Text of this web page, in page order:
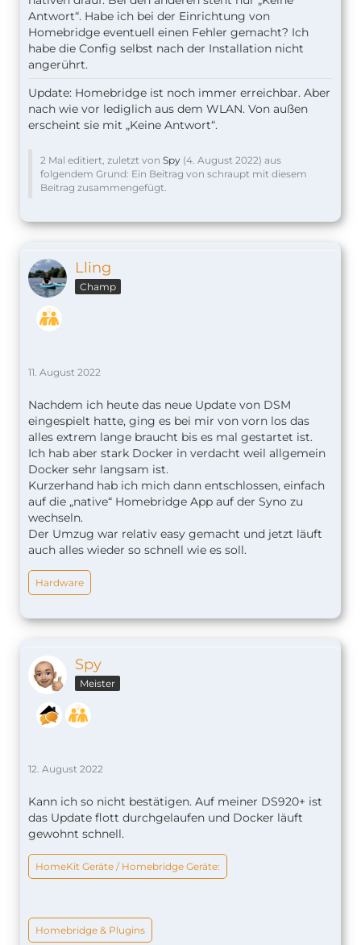
Antwort“. Habe ich bei der Einrichtung von
Homebridge eventuell einen Fehler gemacht? Ich
habe die Config selbst nach der Installation nicht
angerührt.
Update: Homebridge ist noch immer erreichbar. Aber
nach wie vor lediglich aus dem WLAN. Von außen
erscheint sie mit „Keine Antwort“.
2 Mal editiert, zuletzt von Spy (4. August 2022) aus
folgendem Grund: Ein Beitrag von schraupt mit diesem
Beitrag zusammengefügt.
Lling
Champ
11. August 2022
Nachdem ich heute das neue Update von DSM
eingespielt hatte, ging es bei mir von vorn los das
alles extrem lange braucht bis es mal gestartet ist.
Ich hab aber stark Docker in verdacht weil allgemein
Docker sehr langsam ist.
Kurzerhand hab ich mich dann entschlossen, einfach
auf die „native“ Homebridge App auf der Syno zu
wechseln.
Der Umzug war relativ easy gemacht und jetzt läuft
auch alles wieder so schnell wie es soll.
Hardware
Spy
Meister
12. August 2022
Kann ich so nicht bestätigen. Auf meiner DS920+ ist
das Update flott durchgelaufen und Docker läuft
gewohnt schnell.
HomeKit Geräte / Homebridge Geräte:
Homebridge & Plugins